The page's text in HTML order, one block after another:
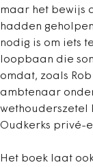
maar het bewijs
hadden
nodig is om iets
loopbaan die
omdat, zoals
ambtenaar
wethouderszetel
Oudkerks privé-
Het boek laat